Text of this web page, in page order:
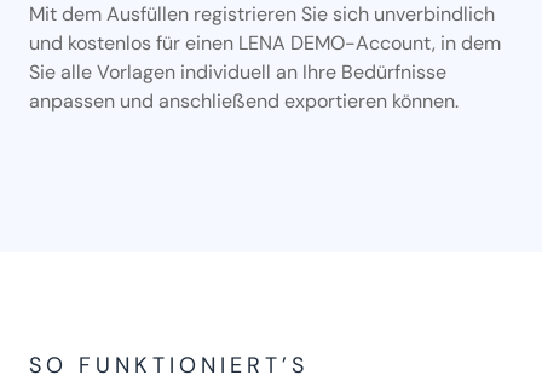
Mit dem Ausfüllen registrieren Sie sich unverbindlich
und kostenlos für einen LENA DEMO-Account, in dem
Sie alle Vorlagen individuell an Ihre Bedürfnisse
anpassen und anschließend exportieren können.
SO FUNKTIONIERT’S